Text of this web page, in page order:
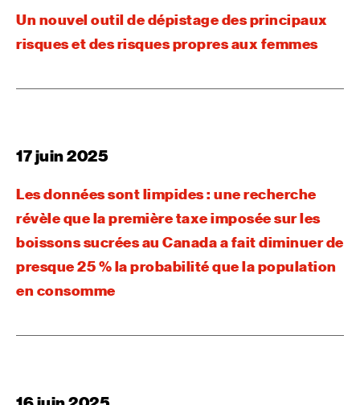
Un nouvel outil de dépistage des principaux
risques et des risques propres aux femmes
17 juin 2025
Les données sont limpides : une recherche
révèle que la première taxe imposée sur les
boissons sucrées au Canada a fait diminuer de
presque 25 % la probabilité que la population
en consomme